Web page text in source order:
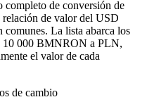
completo de conversión de
de valor del USD
comunes. La lista abarca los
10 000 BMNRON a PLN,
el valor de cada
de cambio